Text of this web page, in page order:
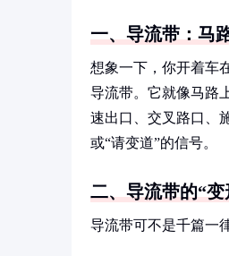
一、导流带：马
想象一下，你开着车
导流带。它就像马路
速出口、交叉路口、
或“请变道”的信号。
二、导流带的“变
导流带可不是千篇一